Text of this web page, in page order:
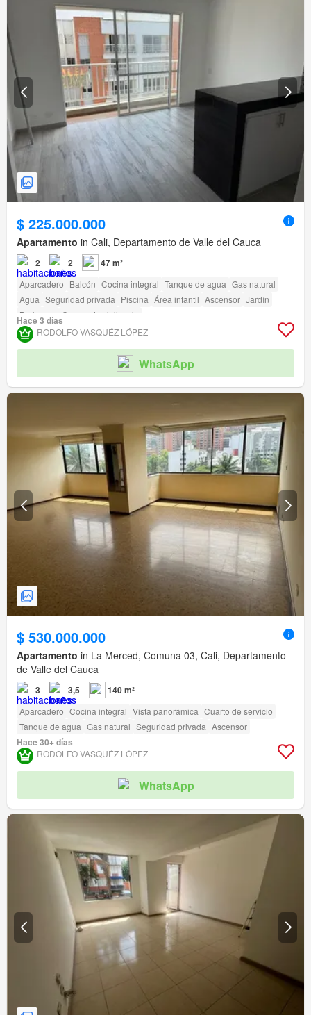
$ 225.000.000
Apartamento in Cali, Departamento de Valle del Cauca
2 2 47 m²
Aparcadero Balcón Cocina integral Tanque de agua Gas natural
Agua Seguridad privada Piscina Área infantil Ascensor Jardín
Barbecue
Caseta de vigilancia
Hace 3 días
RODOLFO VASQUÉZ LÓPEZ
WhatsApp
$ 530.000.000
Apartamento in La Merced, Comuna 03, Cali, Departamento
de Valle del Cauca
3 3,5 140 m²
Aparcadero Cocina integral Vista panorámica Cuarto de servicio
Tanque de agua Gas natural Seguridad privada Ascensor
Hace 30+ días
RODOLFO VASQUÉZ LÓPEZ
WhatsApp